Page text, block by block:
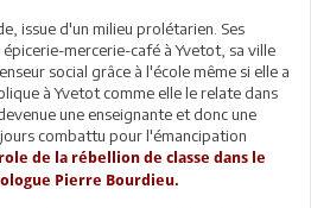
issue d'un milieu prolétarien. Ses
mercerie-café à Yvetot, sa ville
social grâce à l'école même si elle a
à Yvetot comme elle le relate dans
devenue une enseignante et donc une
combattu pour l'émancipation
de la rébellion de classe dans le
Pierre Bourdieu.